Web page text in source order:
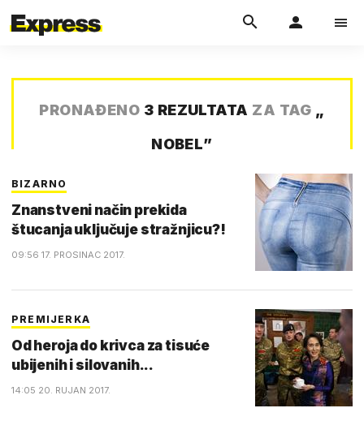
PRONAĐENO 3 REZULTATA ZA TAG „
NOBEL”
BIZARNO
Znanstveni način prekida
štucanja uključuje stražnjicu?!
09:56 17. PROSINAC 2017.
PREMIJERKA
Od heroja do krivca za tisuće
ubijenih i silovanih...
14:05 20. RUJAN 2017.